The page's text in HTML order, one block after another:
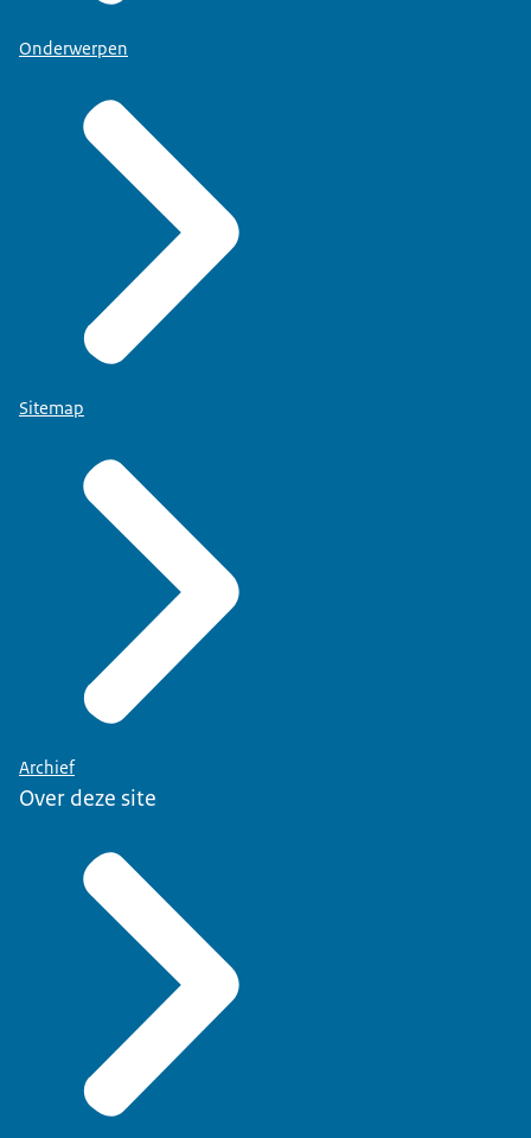
Onderwerpen
Sitemap
Archief
Over deze site